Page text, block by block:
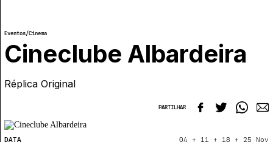
Notícias
Classificados
Ver todos
Agenda
Exposições
Eventos/Cinema
Cineclube Albardeira
Réplica Original
PARTILHAR
DATA 04 + 11 + 18 + 25 Nov